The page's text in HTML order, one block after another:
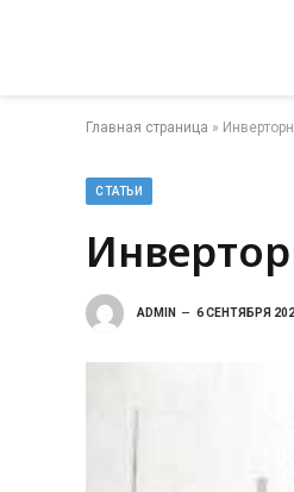
Главная страница »
СТАТЬИ
ADMIN 6 СЕНТЯБРЯ